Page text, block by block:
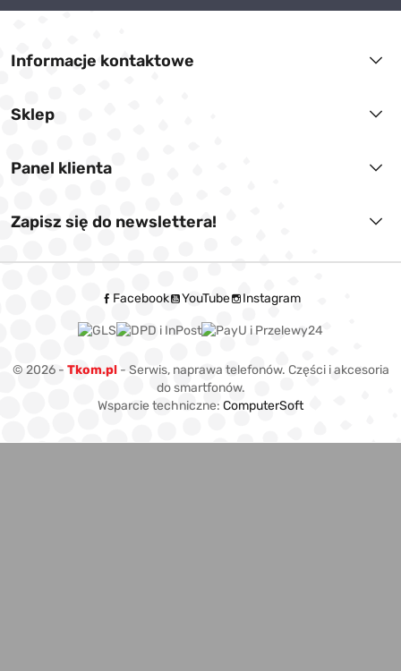
Informacje kontaktowe
Sklep
Panel klienta
Zapisz się do newslettera!
Facebook YouTube Instagram
© 2026 - Tkom.pl- Serwis, naprawa telefonów. Części i akcesoria
do smartfonów.
Wsparcie techniczne: ComputerSoft